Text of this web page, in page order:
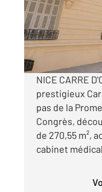
2
Visiter le site
NICE CARRE
prestigieux
pas de la
Congrès,
de 270,55 m²,
cabinet